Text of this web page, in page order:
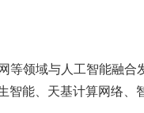
等领域与人工智能融合
智能、天基计算网络、